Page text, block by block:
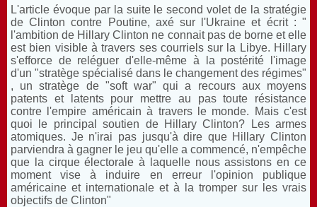
L'article évoque par la suite le second volet de la stratégie
de Clinton contre Poutine, axé sur l'Ukraine et écrit : "
l'ambition de Hillary Clinton ne connait pas de borne et elle
est bien visible à travers ses courriels sur la Libye. Hillary
s'efforce de reléguer d'elle-même à la postérité l'image
d'un "stratège spécialisé dans le changement des régimes"
, un stratège de "soft war" qui a recours aux moyens
patents et latents pour mettre au pas toute résistance
contre l'empire américain à travers le monde. Mais c'est
quoi le principal soutien de Hillary Clinton? Les armes
atomiques. Je n'irai pas jusqu'à dire que Hillary Clinton
parviendra à gagner le jeu qu'elle a commencé, n'empêche
que la cirque électorale à laquelle nous assistons en ce
moment vise à induire en erreur l'opinion publique
américaine et internationale et à la tromper sur les vrais
objectifs de Clinton"